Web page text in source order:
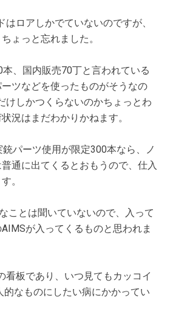
はロアしかでていないのですが、
ょっと忘れました。
、国内販売70丁と言われている
ツなどを使ったものがそうなの
けしかつくらないのかちょっとわ
況はまだわかりかねます。
パーツ使用が限定300本なら、ノ
通に出てくるとおもうので、仕入
。
ことは聞いていないので、入って
が入ってくるものと思われま
看板であり、いつ見てもカッコイ
的なものにしたい病にかかってい